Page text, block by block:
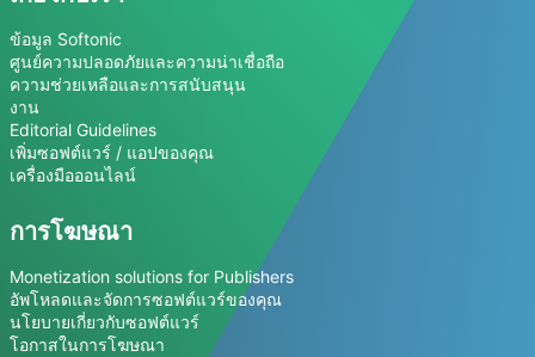
ข้อมูล Softonic
ศูนย์ความปลอดภัยและความน่าเชื่อถือ
ความช่วยเหลือและการสนับสนุน
งาน
Editorial Guidelines
เพิ่มซอฟต์แวร์ / แอปของคุณ
เครื่องมือออนไลน์
การโฆษณา
Monetization solutions for Publishers
อัพโหลดและจัดการซอฟต์แวร์ของคุณ
นโยบายเกี่ยวกับซอฟต์แวร์
โอกาสในการโฆษณา